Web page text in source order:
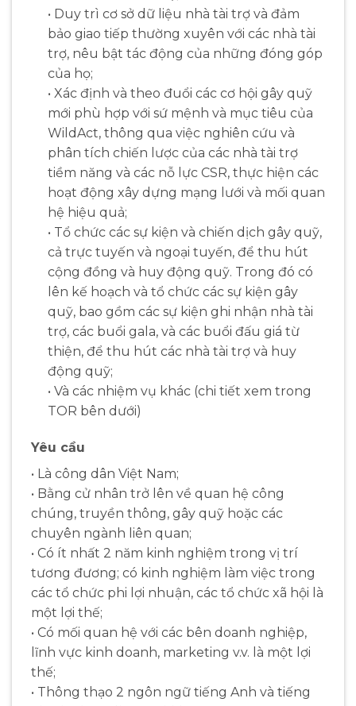
• Duy trì cơ sở dữ liệu nhà tài trợ và đảm
bảo giao tiếp thường xuyên với các nhà tài
trợ, nêu bật tác động của những đóng góp
của họ;
• Xác định và theo đuổi các cơ hội gây quỹ
mới phù hợp với sứ mệnh và mục tiêu của
WildAct, thông qua việc nghiên cứu và
phân tích chiến lược của các nhà tài trợ
tiềm năng và các nỗ lực CSR, thực hiện các
hoạt động xây dựng mạng lưới và mối quan
hệ hiệu quả;
• Tổ chức các sự kiện và chiến dịch gây quỹ,
cả trực tuyến và ngoại tuyến, để thu hút
cộng đồng và huy động quỹ. Trong đó có
lên kế hoạch và tổ chức các sự kiện gây
quỹ, bao gồm các sự kiện ghi nhận nhà tài
trợ, các buổi gala, và các buổi đấu giá từ
thiện, để thu hút các nhà tài trợ và huy
động quỹ;
• Và các nhiệm vụ khác (chi tiết xem trong
TOR bên dưới)
Yêu cầu
• Là công dân Việt Nam;
• Bằng cử nhân trở lên về quan hệ công
chúng, truyền thông, gây quỹ hoặc các
chuyên ngành liên quan;
• Có ít nhất 2 năm kinh nghiệm trong vị trí
tương đương; có kinh nghiệm làm việc trong
các tổ chức phi lợi nhuận, các tổ chức xã hội là
một lợi thế;
• Có mối quan hệ với các bên doanh nghiệp,
lĩnh vực kinh doanh, marketing v.v. là một lợi
thế;
• Thông thạo 2 ngôn ngữ tiếng Anh và tiếng